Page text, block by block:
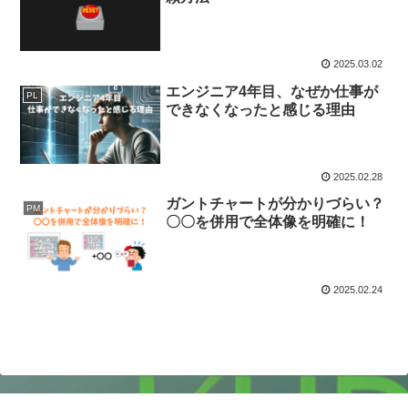
2025.03.02
PL
エンジニア4年目、なぜか仕事が
できなくなったと感じる理由
2025.02.28
PM
ガントチャートが分かりづらい？
〇〇を併用で全体像を明確に！
2025.02.24